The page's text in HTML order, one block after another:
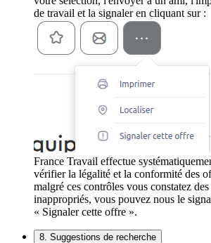
de travail et la signaler en cliquant sur :
France Travail effectue
vérifier la légalité et la conformité des
malgré ces contrôles vous constatez
inappropriés, vous pouvez nous le
« Signaler cette offre ».
8. Suggestions de recherche